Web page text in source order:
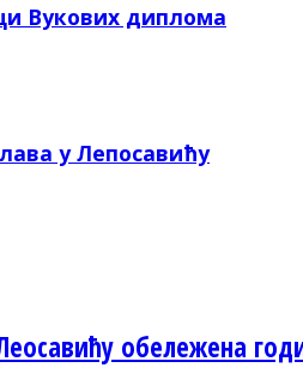
Вукових диплома
у Лепосавићу
обележена